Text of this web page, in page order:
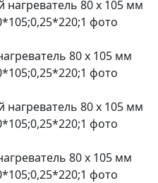
80 х 105 мм
фото
80 х 105 мм
фото